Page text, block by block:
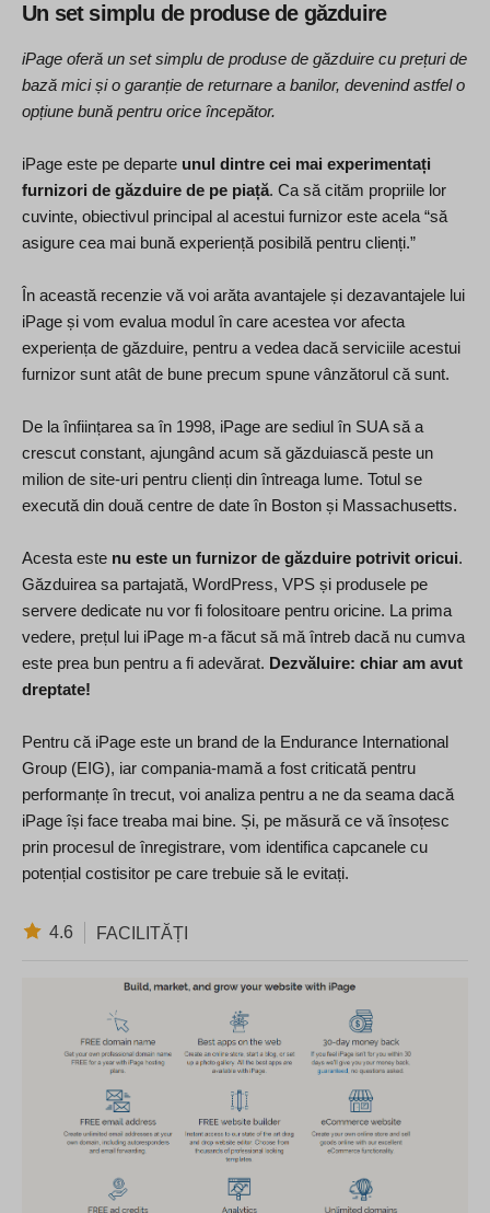
Un set simplu de produse de găzduire
iPage oferă un set simplu de produse de găzduire cu prețuri de
bază mici și o garanție de returnare a banilor, devenind astfel o
opțiune bună pentru orice începător.
iPage este pe departe unul dintre cei mai experimentați
furnizori de găzduire de pe piață. Ca să cităm propriile lor
cuvinte, obiectivul principal al acestui furnizor este acela “să
asigure cea mai bună experiență posibilă pentru clienți.”
În această recenzie vă voi arăta avantajele și dezavantajele lui
iPage și vom evalua modul în care acestea vor afecta
experiența de găzduire, pentru a vedea dacă serviciile acestui
furnizor sunt atât de bune precum spune vânzătorul că sunt.
De la înființarea sa în 1998, iPage are sediul în SUA să a
crescut constant, ajungând acum să găzduiască peste un
milion de site-uri pentru clienți din întreaga lume. Totul se
execută din două centre de date în Boston și Massachusetts.
Acesta este nu este un furnizor de găzduire potrivit oricui.
Găzduirea sa partajată, WordPress, VPS și produsele pe
servere dedicate nu vor fi folositoare pentru oricine. La prima
vedere, prețul lui iPage m-a făcut să mă întreb dacă nu cumva
este prea bun pentru a fi adevărat. Dezvăluire: chiar am avut
dreptate!
Pentru că iPage este un brand de la Endurance International
Group (EIG), iar compania-mamă a fost criticată pentru
performanțe în trecut, voi analiza pentru a ne da seama dacă
iPage își face treaba mai bine. Și, pe măsură ce vă însoțesc
prin procesul de înregistrare, vom identifica capcanele cu
potențial costisitor pe care trebuie să le evitați.
4.6 FACILITĂȚI